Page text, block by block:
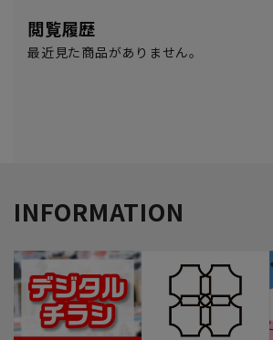
閲覧履歴
最近見た商品がありません。
INFORMATION